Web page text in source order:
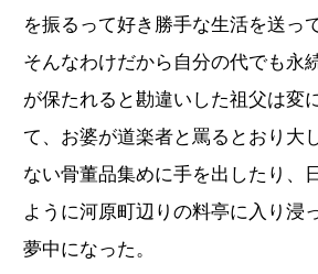
を振るって好き勝手な生活を送っ
そんなわけだから自分の代でも永
が保たれると勘違いした祖父は変
て、お婆が道楽者と罵るとおり大
ない骨董品集めに手を出したり、
ように河原町辺りの料亭に入り浸
夢中になった。